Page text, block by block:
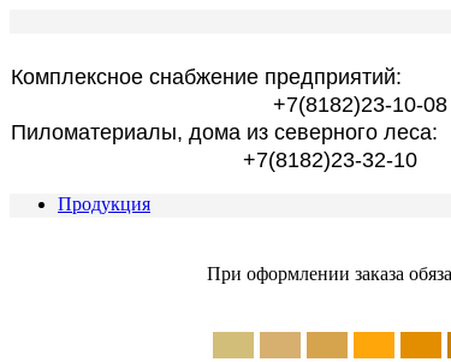
Комплексное снабжение предприятий:
+7(8182)23-10-08
Пиломатериалы, дома из северного леса:
+7(8182)23-32-10
Продукция
При оформлении заказа